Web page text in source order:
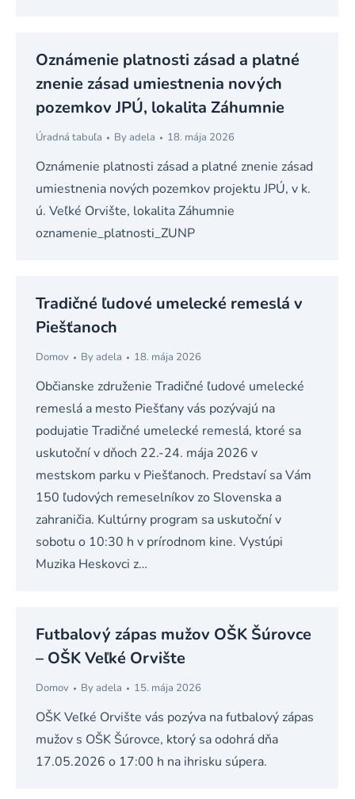
Oznámenie platnosti zásad a platné
znenie zásad umiestnenia nových
pozemkov JPÚ, lokalita Záhumnie
Úradná tabuľa Byadela 18. mája 2026
Oznámenie platnosti zásad a platné znenie zásad
umiestnenia nových pozemkov projektu JPÚ, v k.
ú. Veľké Orvište, lokalita Záhumnie
oznamenie_platnosti_ZUNP
Tradičné ľudové umelecké remeslá v
Piešťanoch
Domov Byadela 18. mája 2026
Občianske združenie Tradičné ľudové umelecké
remeslá a mesto Piešťany vás pozývajú na
podujatie Tradičné umelecké remeslá, ktoré sa
uskutoční v dňoch 22.-24. mája 2026 v
mestskom parku v Piešťanoch. Predstaví sa Vám
150 ľudových remeselníkov zo Slovenska a
zahraničia. Kultúrny program sa uskutoční v
sobotu o 10:30 h v prírodnom kine. Vystúpi
Muzika Heskovci z…
Futbalový zápas mužov OŠK Šúrovce
– OŠK Veľké Orvište
Domov Byadela 15. mája 2026
OŠK Veľké Orvište vás pozýva na futbalový zápas
mužov s OŠK Šúrovce, ktorý sa odohrá dňa
17.05.2026 o 17:00 h na ihrisku súpera.